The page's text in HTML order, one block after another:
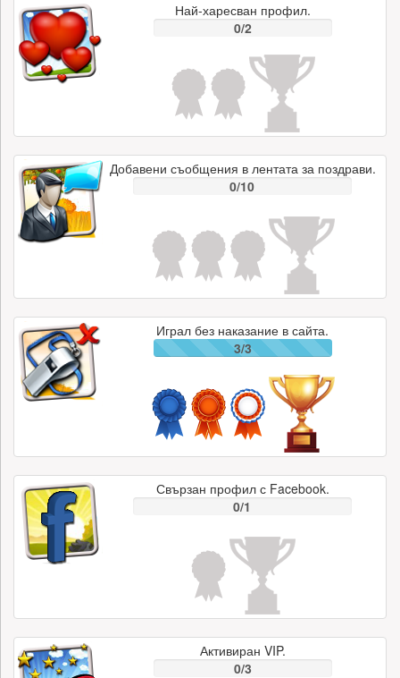
Най-харесван профил.
0/2
Добавени съобщения в лентата за поздрави.
0/10
Играл без наказание в сайта.
3/3
Свързан профил с Facebook.
0/1
Активиран VIP.
0/3